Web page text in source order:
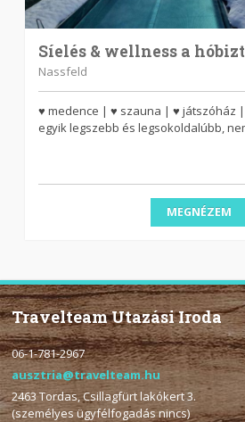
Síelés & wellness a
Nassfeld
♥ medence | ♥ szauna | ♥ játszóház
egyik legszebb és legsokoldalúbb,
MEGNÉZEM
Travelteam Utazási Iroda
06-1-781-2967
ausztria@travelteam.hu
2463 Tordas, Csillagfürt lakókert 3.
(személyes ügyfélfogadás nincs)